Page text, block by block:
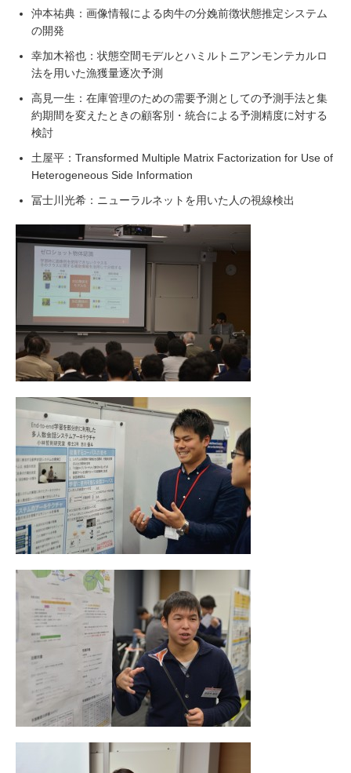
沖本祐典：画像情報による肉牛の分娩前徴状態推定システム
の開発
幸加木裕也：状態空間モデルとハミルトニアンモンテカルロ
法を用いた漁獲量逐次予測
高見一生：在庫管理のための需要予測としての予測手法と集
約期間を変えたときの顧客別・統合による予測精度に対する
検討
土屋平：Transformed Multiple Matrix Factorization for Use of
Heterogeneous Side Information
冨士川光希：ニューラルネットを用いた人の視線検出